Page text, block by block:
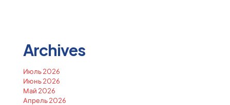
Archives
Июль 2026
Июнь 2026
Май 2026
Апрель 2026